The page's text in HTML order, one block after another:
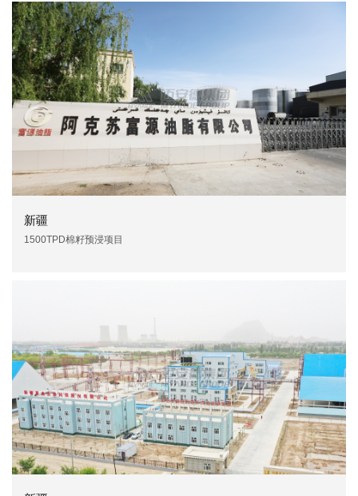
新疆
1500TPD棉籽预浸项目